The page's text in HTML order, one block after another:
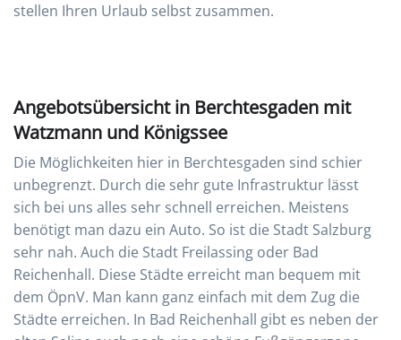
stellen Ihren Urlaub selbst zusammen.
Angebotsübersicht in Berchtesgaden mit
Watzmann und Königssee
Die Möglichkeiten hier in Berchtesgaden sind schier
unbegrenzt. Durch die sehr gute Infrastruktur lässt
sich bei uns alles sehr schnell erreichen. Meistens
benötigt man dazu ein Auto. So ist die Stadt Salzburg
sehr nah. Auch die Stadt Freilassing oder Bad
Reichenhall. Diese Städte erreicht man bequem mit
dem ÖpnV. Man kann ganz einfach mit dem Zug die
Städte erreichen. In Bad Reichenhall gibt es neben der